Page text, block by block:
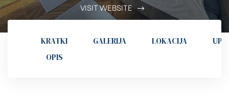
VISIT WEBSITE
KRATKI
OPIS
GALERIJA LOKACIJA UPIT